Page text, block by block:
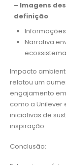
– Imagens
definição
Narrativa
Impacto
relatou um
engajamento
como a Unilever
iniciativas de
inspiração.
Conclusão: